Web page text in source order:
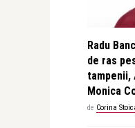
Radu
de ras
tampenii,
Monica
de Corina